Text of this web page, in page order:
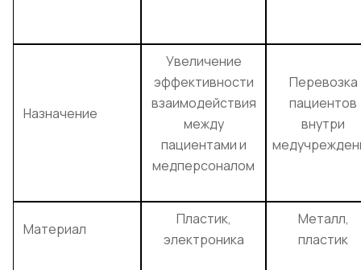
Назначение
Увеличение
эффективности
взаимодействия
между
пациентами и
медперсоналом
Перевозка
пациентов
внутри
Материал
Пластик,
электроника
Металл,
пластик